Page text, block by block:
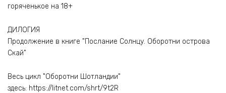
горяченькое на 18+
ДИЛОГИЯ
Продолжение в книге "Послание Солнцу. Оборотни острова
Скай"
Весь цикл "Оборотни Шотландии"
здесь: https://litnet.com/shrt/9t2R